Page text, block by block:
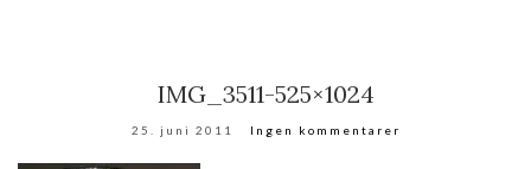
IMG_3511-525×1024
25. juni 2011 Ingen kommentarer